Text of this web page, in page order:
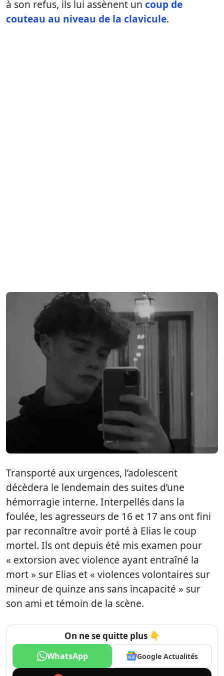
à son refus, ils lui assènent un coup de
couteau au niveau de la clavicule.
Transporté aux urgences, l’adolescent
décèdera le lendemain des suites d’une
hémorragie interne. Interpellés dans la
foulée, les agresseurs de 16 et 17 ans ont fini
par reconnaître avoir porté à Elias le coup
mortel. Ils ont depuis été mis examen pour
« extorsion avec violence ayant entraîné la
mort » sur Elias et « violences volontaires sur
mineur de quinze ans sans incapacité » sur
son ami et témoin de la scène.
On ne se quitte plus 👇
WhatsApp Google Actualités